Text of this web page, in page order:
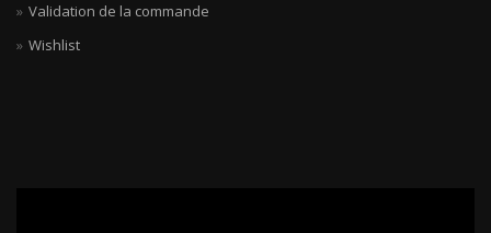
Validation de la commande
Wishlist